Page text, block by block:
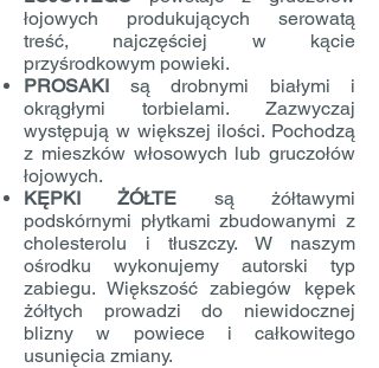
łojowych produkujących serowatą
treść, najczęściej w kącie
przyśrodkowym powieki.
PROSAKI są drobnymi białymi i
okrągłymi torbielami. Zazwyczaj
występują w większej ilości. Pochodzą
z mieszków włosowych lub gruczołów
łojowych.
KĘPKI ŻÓŁTE są żółtawymi
podskórnymi płytkami zbudowanymi z
cholesterolu i tłuszczy. W naszym
ośrodku wykonujemy autorski typ
zabiegu. Większość zabiegów kępek
żółtych prowadzi do niewidocznej
blizny w powiece i całkowitego
usunięcia zmiany.